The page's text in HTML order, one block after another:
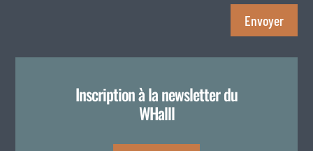
Envoyer
Inscription à la newsletter du
WHalll